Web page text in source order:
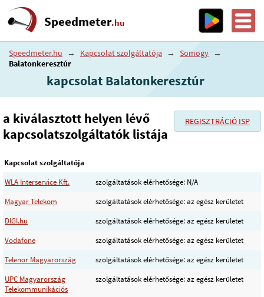
Speedmeter.hu
Speedmeter.hu → Kapcsolat szolgáltatója → Somogy →
Balatonkeresztúr
kapcsolat Balatonkeresztúr
REGISZTRÁCIÓ ISP
a kiválasztott helyen lévő
kapcsolatszolgáltatók listája
Kapcsolat szolgáltatója
WLA Interservice Kft.
szolgáltatások elérhetősége: N/A
Magyar Telekom
szolgáltatások elérhetősége: az egész kerületet
DIGI.hu
szolgáltatások elérhetősége: az egész kerületet
Vodafone
szolgáltatások elérhetősége: az egész kerületet
Telenor Magyarország
szolgáltatások elérhetősége: az egész kerületet
UPC Magyarország
Telekommunikációs
szolgáltatások elérhetősége: az egész kerületet